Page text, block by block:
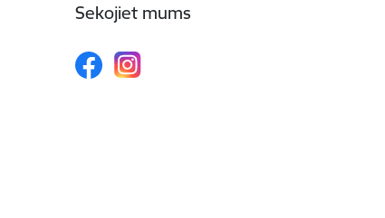
Sekojiet mums